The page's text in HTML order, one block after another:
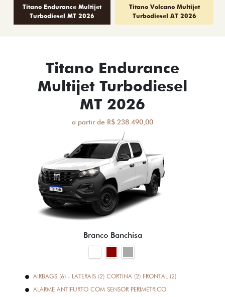
Titano Endurance Multijet
Turbodiesel MT 2026
Titano Volcano Multijet
Turbodiesel AT 2026
Titano Endurance
Multijet Turbodiesel
MT 2026
a partir de R$ 238.490,00
Branco Banchisa
AIRBAGS (6) - LATERAIS (2) CORTINA (2) FRONTAL (2)
ALARME ANTIFURTO COM SENSOR PERIMÉTRICO